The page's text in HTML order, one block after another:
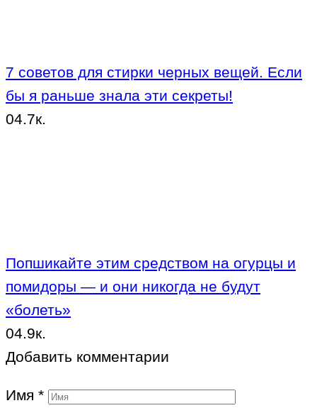
7 советов для стирки черных вещей. Если
бы я раньше знала эти секреты!
04.7к.
Попшикайте этим средством на огурцы и
помидоры — и они никогда не будут
«болеть»
04.9к.
Добавить комментарии
Имя *